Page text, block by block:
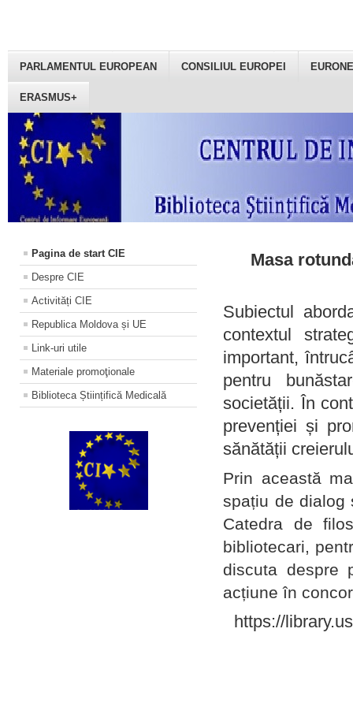
PARLAMENTUL EUROPEAN CONSILIUL EUROPEI
ERASMUS+
Pagina de start CIE
Despre CIE
Activități CIE
Republica Moldova și UE
Link-uri utile
Materiale promoţionale
Biblioteca Științifică Medicală
Masa
Subiectul
contextul
important,
pentru
societății. În
prevenției și
sănătății
Prin această
spațiu de dialog
Catedra de
bibliotecari,
discuta despre
acțiune în
https://